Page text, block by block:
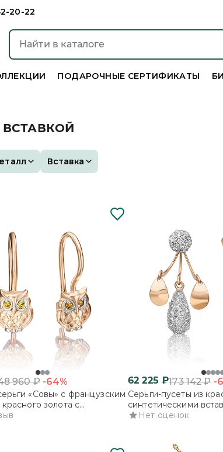
20-22
ПОДАРОЧНЫЕ СЕРТИФИКАТЫ
Вставка
960₽ -64%
«Совы» с французским
золота с
62 225 ₽173 142₽ -
Серьги-пусеты из
синтетическими
Нет оценок